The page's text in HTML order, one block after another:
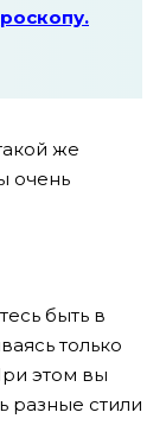
же
очень
быть в
только
этом вы
разные стили